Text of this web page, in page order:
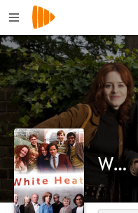
White Heat